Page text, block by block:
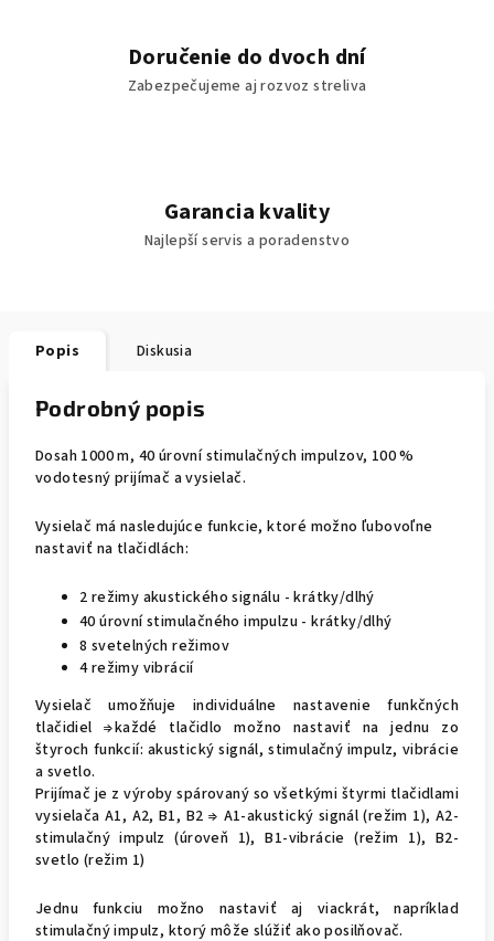
Doručenie do dvoch dní
Zabezpečujeme aj rozvoz streliva
Garancia kvality
Najlepší servis a poradenstvo
Popis Diskusia
Podrobný popis
Dosah 1000 m, 40 úrovní stimulačných impulzov, 100 %
vodotesný prijímač a vysielač.
Vysielač má nasledujúce funkcie, ktoré možno ľubovoľne
nastaviť na tlačidlách:
2 režimy akustického signálu - krátky/dlhý
40 úrovní stimulačného impulzu - krátky/dlhý
8 svetelných režimov
4 režimy vibrácií
Vysielač umožňuje individuálne nastavenie funkčných
tlačidiel ⇒každé tlačidlo možno nastaviť na jednu zo
štyroch funkcií: akustický signál, stimulačný impulz, vibrácie
a svetlo.
Prijímač je z výroby spárovaný so všetkými štyrmi tlačidlami
vysielača A1, A2, B1, B2 ⇒ A1-akustický signál (režim 1), A2-
stimulačný impulz (úroveň 1), B1-vibrácie (režim 1), B2-
svetlo (režim 1)
Jednu funkciu možno nastaviť aj viackrát, napríklad
stimulačný impulz, ktorý môže slúžiť ako posilňovač.